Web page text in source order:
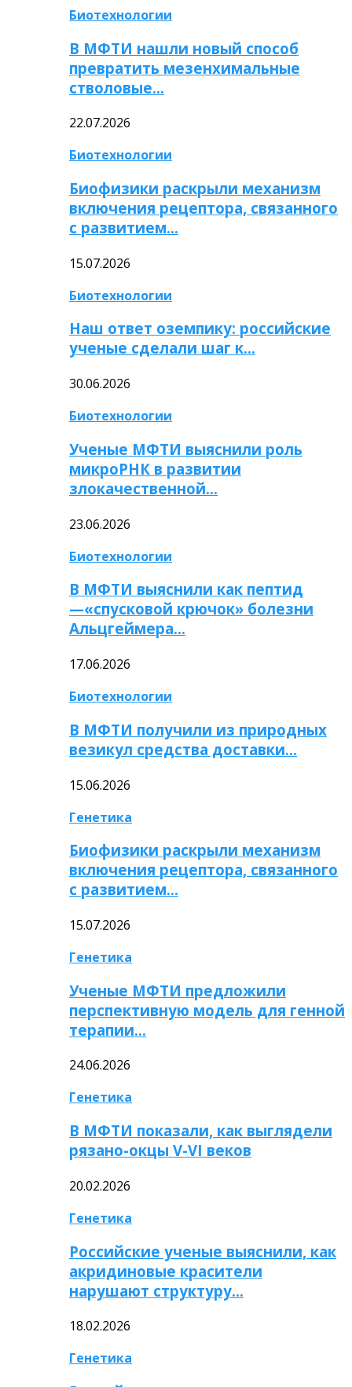
Биотехнологии
В МФТИ нашли новый способ
превратить мезенхимальные
стволовые…
22.07.2026
Биотехнологии
Биофизики раскрыли механизм
включения рецептора, связанного
с развитием…
15.07.2026
Биотехнологии
Наш ответ оземпику: российские
ученые сделали шаг к…
30.06.2026
Биотехнологии
Ученые МФТИ выяснили роль
микроРНК в развитии
злокачественной…
23.06.2026
Биотехнологии
В МФТИ выяснили как пептид
—«спусковой крючок» болезни
Альцгеймера…
17.06.2026
Биотехнологии
В МФТИ получили из природных
везикул средства доставки…
15.06.2026
Генетика
Биофизики раскрыли механизм
включения рецептора, связанного
с развитием…
15.07.2026
Генетика
Ученые МФТИ предложили
перспективную модель для генной
терапии…
24.06.2026
Генетика
В МФТИ показали, как выглядели
рязано-окцы V-VI веков
20.02.2026
Генетика
Российские ученые выяснили, как
акридиновые красители
нарушают структуру…
18.02.2026
Генетика